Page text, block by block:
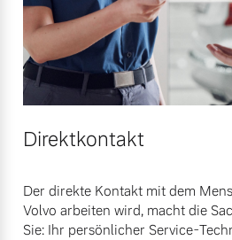
Direktkontakt
Der direkte Kontakt mit dem
Volvo arbeiten wird, macht die
Sie: Ihr persönlicher Service-